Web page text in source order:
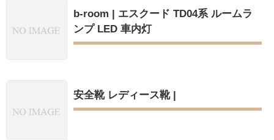
b-room | エスクード TD04系 ルームラ
ンプ LED 車内灯
安全靴 レディース靴 |